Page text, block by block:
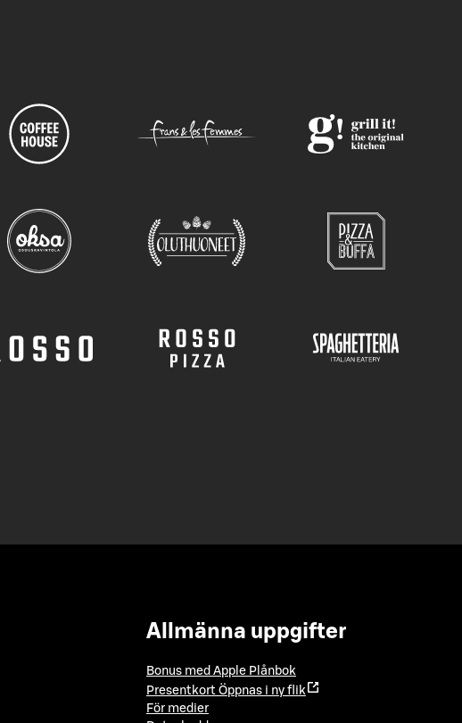
Allmänna uppgifter
Bonus med Apple Plånbok
Presentkort Öppnas i ny flik
För medier